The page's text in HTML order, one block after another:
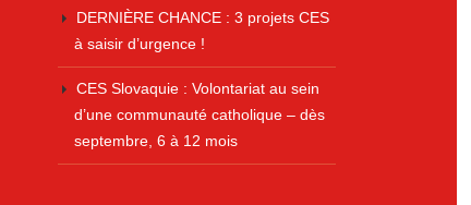
DERNIÈRE CHANCE : 3 projets CES
à saisir d’urgence !
CES Slovaquie : Volontariat au sein
d’une communauté catholique – dès
septembre, 6 à 12 mois